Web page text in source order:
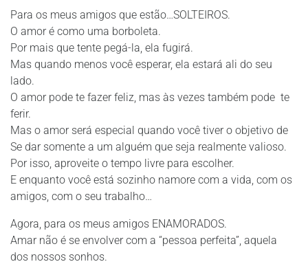
Para os meus amigos que estão…SOLTEIROS.
O amor é como uma borboleta.
Por mais que tente pegá-la, ela fugirá.
Mas quando menos você esperar, ela estará ali do seu
lado.
O amor pode te fazer feliz, mas às vezes também pode te
ferir.
Mas o amor será especial quando você tiver o objetivo de
Se dar somente a um alguém que seja realmente valioso.
Por isso, aproveite o tempo livre para escolher.
E enquanto você está sozinho namore com a vida, com os
amigos, com o seu trabalho…
Agora, para os meus amigos ENAMORADOS.
Amar não é se envolver com a “pessoa perfeita”, aquela
dos nossos sonhos.